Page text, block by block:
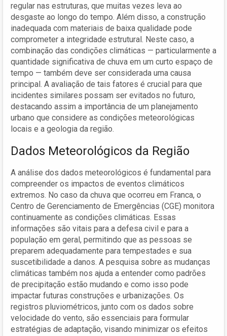
regular nas estruturas, que muitas vezes leva ao
desgaste ao longo do tempo. Além disso, a construção
inadequada com materiais de baixa qualidade pode
comprometer a integridade estrutural. Neste caso, a
combinação das condições climáticas — particularmente a
quantidade significativa de chuva em um curto espaço de
tempo — também deve ser considerada uma causa
principal. A avaliação de tais fatores é crucial para que
incidentes similares possam ser evitados no futuro,
destacando assim a importância de um planejamento
urbano que considere as condições meteorológicas
locais e a geologia da região.
Dados Meteorológicos da Região
A análise dos dados meteorológicos é fundamental para
compreender os impactos de eventos climáticos
extremos. No caso da chuva que ocorreu em Franca, o
Centro de Gerenciamento de Emergências (CGE) monitora
continuamente as condições climáticas. Essas
informações são vitais para a defesa civil e para a
população em geral, permitindo que as pessoas se
preparem adequadamente para tempestades e sua
suscetibilidade a danos. A pesquisa sobre as mudanças
climáticas também nos ajuda a entender como padrões
de precipitação estão mudando e como isso pode
impactar futuras construções e urbanizações. Os
registros pluviométricos, junto com os dados sobre
velocidade do vento, são essenciais para formular
estratégias de adaptação, visando minimizar os efeitos